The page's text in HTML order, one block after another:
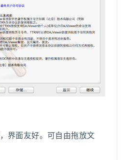
界面友好。可自由拖放文